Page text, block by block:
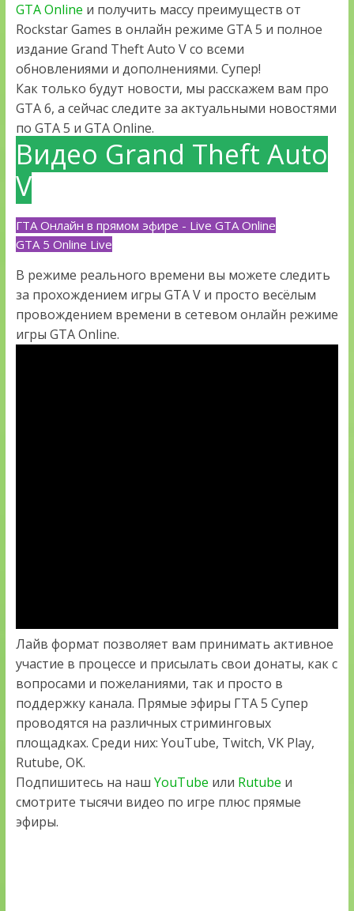
GTA Online и получить массу преимуществ от
Rockstar Games в онлайн режиме GTA 5 и полное
издание Grand Theft Auto V со всеми
обновлениями и дополнениями. Супер!
Как только будут новости, мы расскажем вам про
GTA 6, а сейчас следите за актуальными новостями
по GTA 5 и GTA Online.
Видео Grand Theft Auto
V
ГТА Онлайн в прямом эфире - Live GTA Online
GTA 5 Online Live
В режиме реального времени вы можете следить
за прохождением игры GTA V и просто весёлым
провождением времени в сетевом онлайн режиме
игры GTA Online.
Лайв формат позволяет вам принимать активное
участие в процессе и присылать свои донаты, как с
вопросами и пожеланиями, так и просто в
поддержку канала. Прямые эфиры ГТА 5 Супер
проводятся на различных стриминговых
площадках. Среди них: YouTube, Twitch, VK Play,
Rutube, OK.
Подпишитесь на наш YouTube или Rutube и
смотрите тысячи видео по игре плюс прямые
эфиры.